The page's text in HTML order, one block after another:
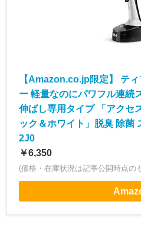
【Amazon.co.jp限定】 テ
ー 軽量なのにパワフル連続
伸ばし専用タイプ 「アクセ
ック＆ホワイト」脱臭 除菌
2J0
￥6,350
(価格・在庫状況は記事公開時点の